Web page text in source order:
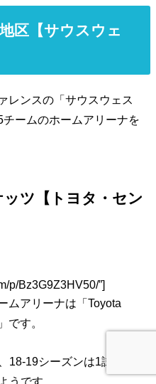
区【サウスウェ
レンスの「サウスウェス
ームのホームアリーナを
ツ【トヨタ・セン
p/Bz3G9Z3HV50/”]
ムアリーナは「Toyota
です。
18-19シーズンは1試合あ
うです。